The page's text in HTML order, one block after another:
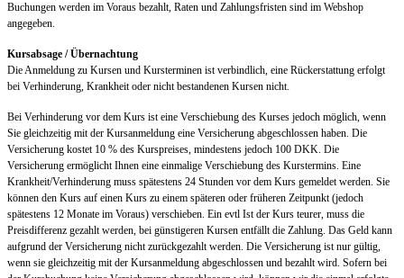
Buchungen werden im Voraus bezahlt, Raten und Zahlungsfristen sind im Webshop
angegeben.
Kursabsage / Übernachtung
Die Anmeldung zu Kursen und Kursterminen ist verbindlich, eine Rückerstattung erfolgt
bei Verhinderung, Krankheit oder nicht bestandenen Kursen nicht.
Bei Verhinderung vor dem Kurs ist eine Verschiebung des Kurses jedoch möglich, wenn
Sie gleichzeitig mit der Kursanmeldung eine Versicherung abgeschlossen haben. Die
Versicherung kostet 10 % des Kurspreises, mindestens jedoch 100 DKK. Die
Versicherung ermöglicht Ihnen eine einmalige Verschiebung des Kurstermins. Eine
Krankheit/Verhinderung muss spätestens 24 Stunden vor dem Kurs gemeldet werden. Sie
können den Kurs auf einen Kurs zu einem späteren oder früheren Zeitpunkt (jedoch
spätestens 12 Monate im Voraus) verschieben. Ein evtl Ist der Kurs teurer, muss die
Preisdifferenz gezahlt werden, bei günstigeren Kursen entfällt die Zahlung. Das Geld kann
aufgrund der Versicherung nicht zurückgezahlt werden. Die Versicherung ist nur gültig,
wenn sie gleichzeitig mit der Kursanmeldung abgeschlossen und bezahlt wird. Sofern bei